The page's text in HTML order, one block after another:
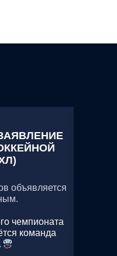
объявляется
чемпионата
команда
.